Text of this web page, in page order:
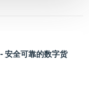
安全可靠的数字货